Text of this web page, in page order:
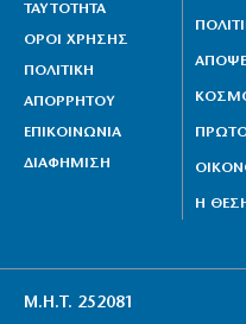
ΤΑΥΤΟΤΗΤΑ
ΟΡΟΙ ΧΡΗΣΗΣ
ΠΟΛΙΤΙΚΗ
ΑΠΟΡΡΗΤΟΥ
ΕΠΙΚΟΙΝΩΝΙΑ
ΔΙΑΦΗΜΙΣΗ
Η
Μ.Η.Τ. 252081